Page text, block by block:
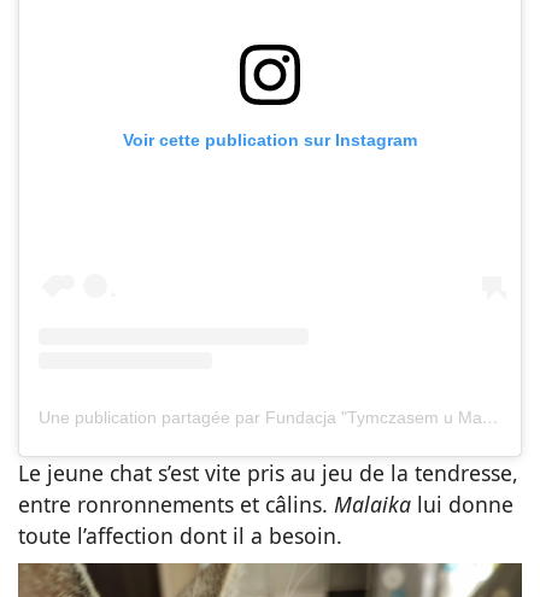
Voir cette publication sur Instagram
Une publication partagée par Fundacja "Tymczasem u Magdy" (@tymczasemumagdy)
Le jeune chat s’est vite pris au jeu de la tendresse,
entre ronronnements et câlins. Malaika lui donne
toute l’affection dont il a besoin.